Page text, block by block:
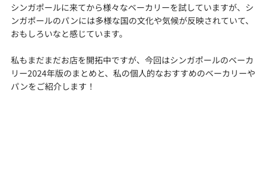
シンガポールに来てから様々なベーカリーを試していますが、シ
ンガポールのパンには多様な国の文化や気候が反映されていて、
おもしろいなと感じています。
私もまだまだお店を開拓中ですが、今回はシンガポールのベーカ
リー2024年版のまとめと、私の個人的なおすすめのベーカリーや
パンをご紹介します！